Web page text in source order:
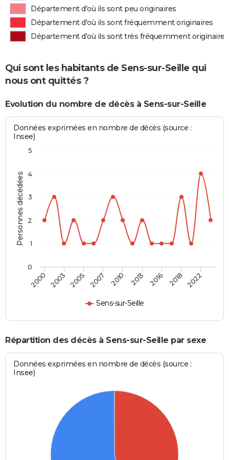
Département d'où ils sont peu originaires
Département d'où ils sont fréquemment originaires
Département d'où ils sont très fréquemment originaires
Qui sont les habitants de Sens-sur-Seille qui
nous ont quittés ?
Evolution du nombre de décès à Sens-sur-Seille
Personnes décédées
Données exprimées en nombre de décès (source :
Insee)
Sens-sur-Seille
2000 2003 2005 2007 2010 2013 2016 2018 2022
0
1
2
3
4
5
Répartition des décès à Sens-sur-Seille par sexe
Données exprimées en nombre de décès (source :
Insee)